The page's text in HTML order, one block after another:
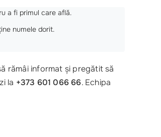
a fi primul care află.
numele dorit.
rămâi informat și pregătit să
la +373 601 066 66. Echipa